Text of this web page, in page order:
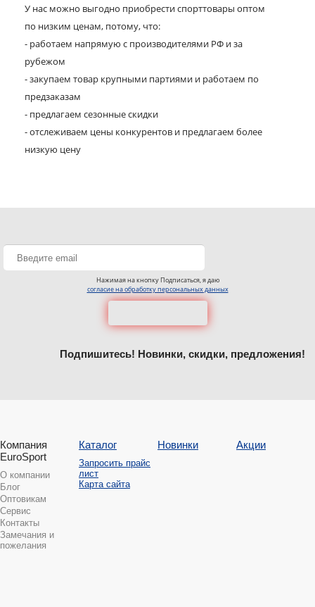
У нас можно выгодно приобрести спорттовары оптом
по низким ценам, потому, что:
- работаем напрямую с производителями РФ и за
рубежом
- закупаем товар крупными партиями и работаем по
предзаказам
- предлагаем сезонные скидки
- отслеживаем цены конкурентов и предлагаем более
низкую цену
Нажимая на кнопку Подписаться, я даю
согласие на обработку персональных данных
Подпишитесь! Новинки, скидки, предложения!
Компания
EuroSport
О компании
Блог
Оптовикам
Сервис
Контакты
Замечания и
пожелания
Каталог
Запросить прайс
лист
Карта сайта
Новинки Акции